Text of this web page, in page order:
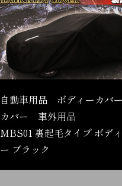
自動車用品 ボディーカバ
カバー 車外用品
MBS01 裏起毛タイプ ボデ
ー ブラック